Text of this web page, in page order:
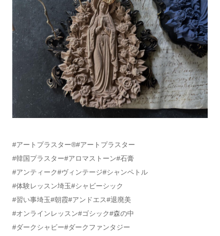
#アートプラスター®️#アートプラスター
#韓国プラスター#アロマストーン#石膏
#アンティーク#ヴィンテージ#シャンペトル
#体験レッスン埼玉#シャビーシック
#習い事埼玉#朝霞#アンドエス#退廃美
#オンラインレッスン#ゴシック#森の中
#ダークシャビー#ダークファンタジー